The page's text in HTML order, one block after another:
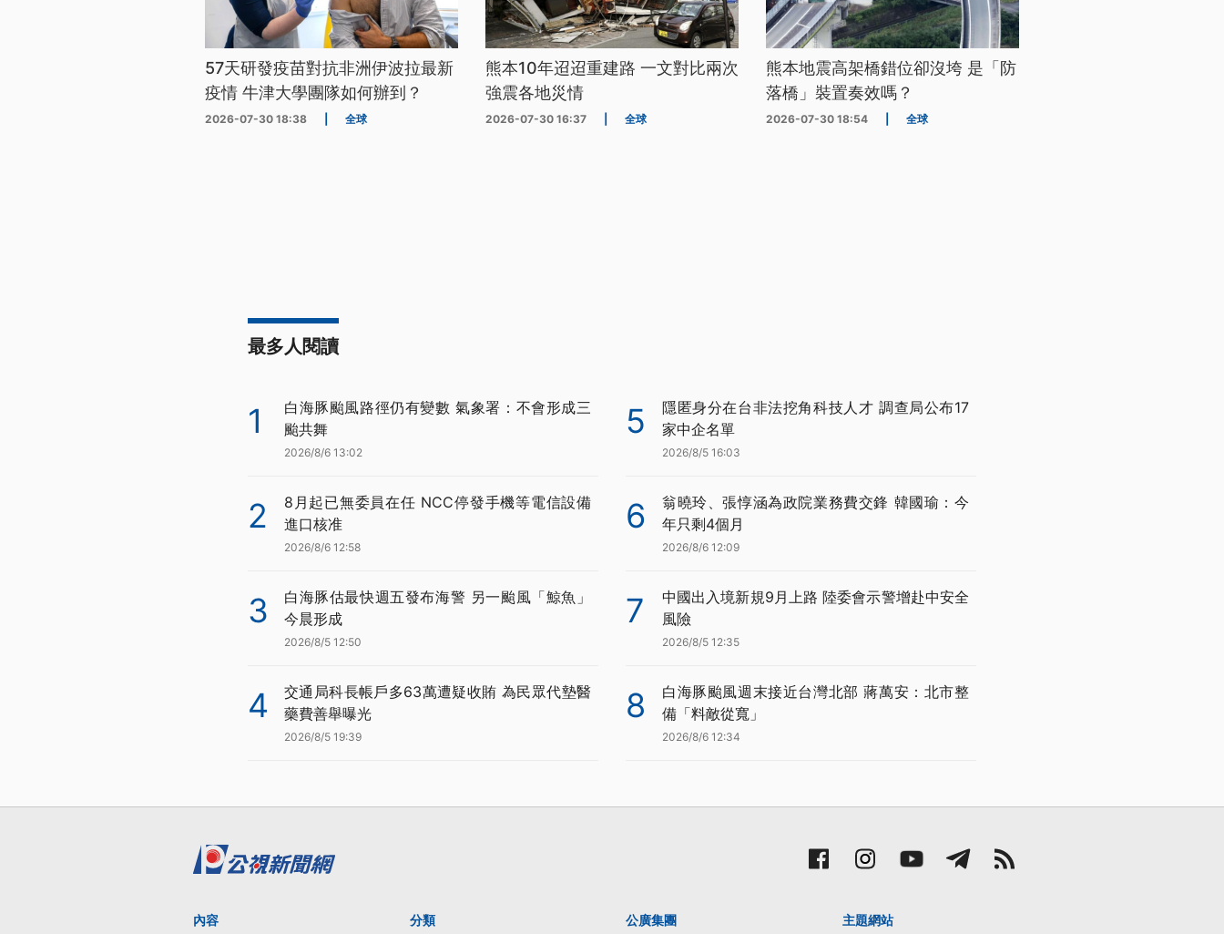
57天研發疫苗對抗非洲伊波拉最新
疫情 牛津大學團隊如何辦到？
2026-07-30 18:38 全球
熊本10年迢迢重建路 一文對比兩次
強震各地災情
2026-07-30 16:37 全球
熊本地震高架橋錯位卻沒垮 是「防
落橋」裝置奏效嗎？
2026-07-30 18:54 全球
最多人閱讀
1
白海豚颱風路徑仍有變數 氣象署：不會形成三
颱共舞
2026/8/6 13:02
2
8月起已無委員在任 NCC停發手機等電信設備
進口核准
2026/8/6 12:58
3
白海豚估最快週五發布海警 另一颱風「鯨魚」
今晨形成
2026/8/5 12:50
4
交通局科長帳戶多63萬遭疑收賄 為民眾代墊醫
藥費善舉曝光
2026/8/5 19:39
5
隱匿身分在台非法挖角科技人才 調查局公布17
家中企名單
2026/8/5 16:03
6
翁曉玲、張惇涵為政院業務費交鋒 韓國瑜：今
年只剩4個月
2026/8/6 12:09
7
中國出入境新規9月上路 陸委會示警增赴中安全
風險
2026/8/5 12:35
8
白海豚颱風週末接近台灣北部 蔣萬安：北市整
備「料敵從寬」
2026/8/6 12:34
內容 分類 公廣集團 主題網站